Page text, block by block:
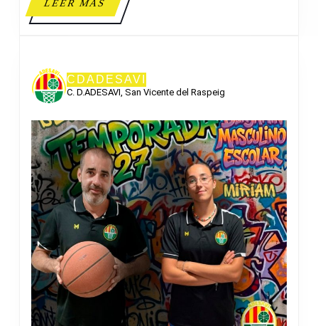
LEER MÁSLEER
MÁS
CDADESAVI
C. D.ADESAVI, San Vicente del Raspeig